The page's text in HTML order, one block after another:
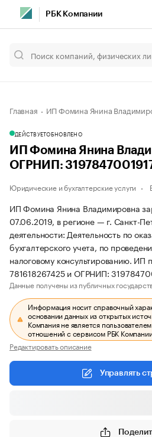
РБК Компании
Главная ИП Фомина Янина
ДЕЙСТВУЕТОБНОВЛЕНО
ИП Фомина Янина
ОГРНИП:
Юридические и бухгалтерские услуги
ИП Фомина Янина Владимировна
07.06.2019, в регионе — г. Санкт-
деятельности: Деятельность по
бухгалтерского учета, по
налоговому консультированию.
781618267425 и ОГРНИП:
Данные получены из публичных
Информация носит справочный
основании данных из открытых
Компания не является
отношений с сервисом РБК
Редактировать описание
Управлять